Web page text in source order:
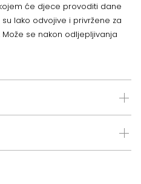
će djece provoditi dane
lako odvojive i privržene za
se nakon odljepljivanja